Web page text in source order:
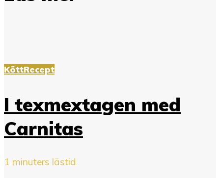
KöttRecept
I texmextagen med
Carnitas
1 minuters lästid